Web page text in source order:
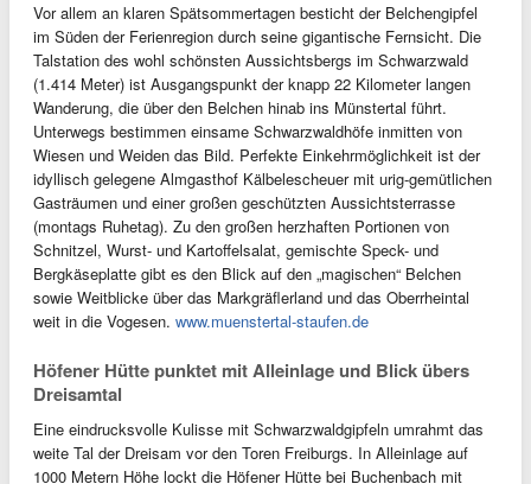
Vor allem an klaren Spätsommertagen besticht der Belchengipfel
im Süden der Ferienregion durch seine gigantische Fernsicht. Die
Talstation des wohl schönsten Aussichtsbergs im Schwarzwald
(1.414 Meter) ist Ausgangspunkt der knapp 22 Kilometer langen
Wanderung, die über den Belchen hinab ins Münstertal führt.
Unterwegs bestimmen einsame Schwarzwaldhöfe inmitten von
Wiesen und Weiden das Bild. Perfekte Einkehrmöglichkeit ist der
idyllisch gelegene Almgasthof Kälbelescheuer mit urig-gemütlichen
Gasträumen und einer großen geschützten Aussichtsterrasse
(montags Ruhetag). Zu den großen herzhaften Portionen von
Schnitzel, Wurst- und Kartoffelsalat, gemischte Speck- und
Bergkäseplatte gibt es den Blick auf den „magischen“ Belchen
sowie Weitblicke über das Markgräflerland und das Oberrheintal
weit in die Vogesen. www.muenstertal-staufen.de
Höfener Hütte punktet mit Alleinlage und Blick übers
Dreisamtal
Eine eindrucksvolle Kulisse mit Schwarzwaldgipfeln umrahmt das
weite Tal der Dreisam vor den Toren Freiburgs. In Alleinlage auf
1000 Metern Höhe lockt die Höfener Hütte bei Buchenbach mit